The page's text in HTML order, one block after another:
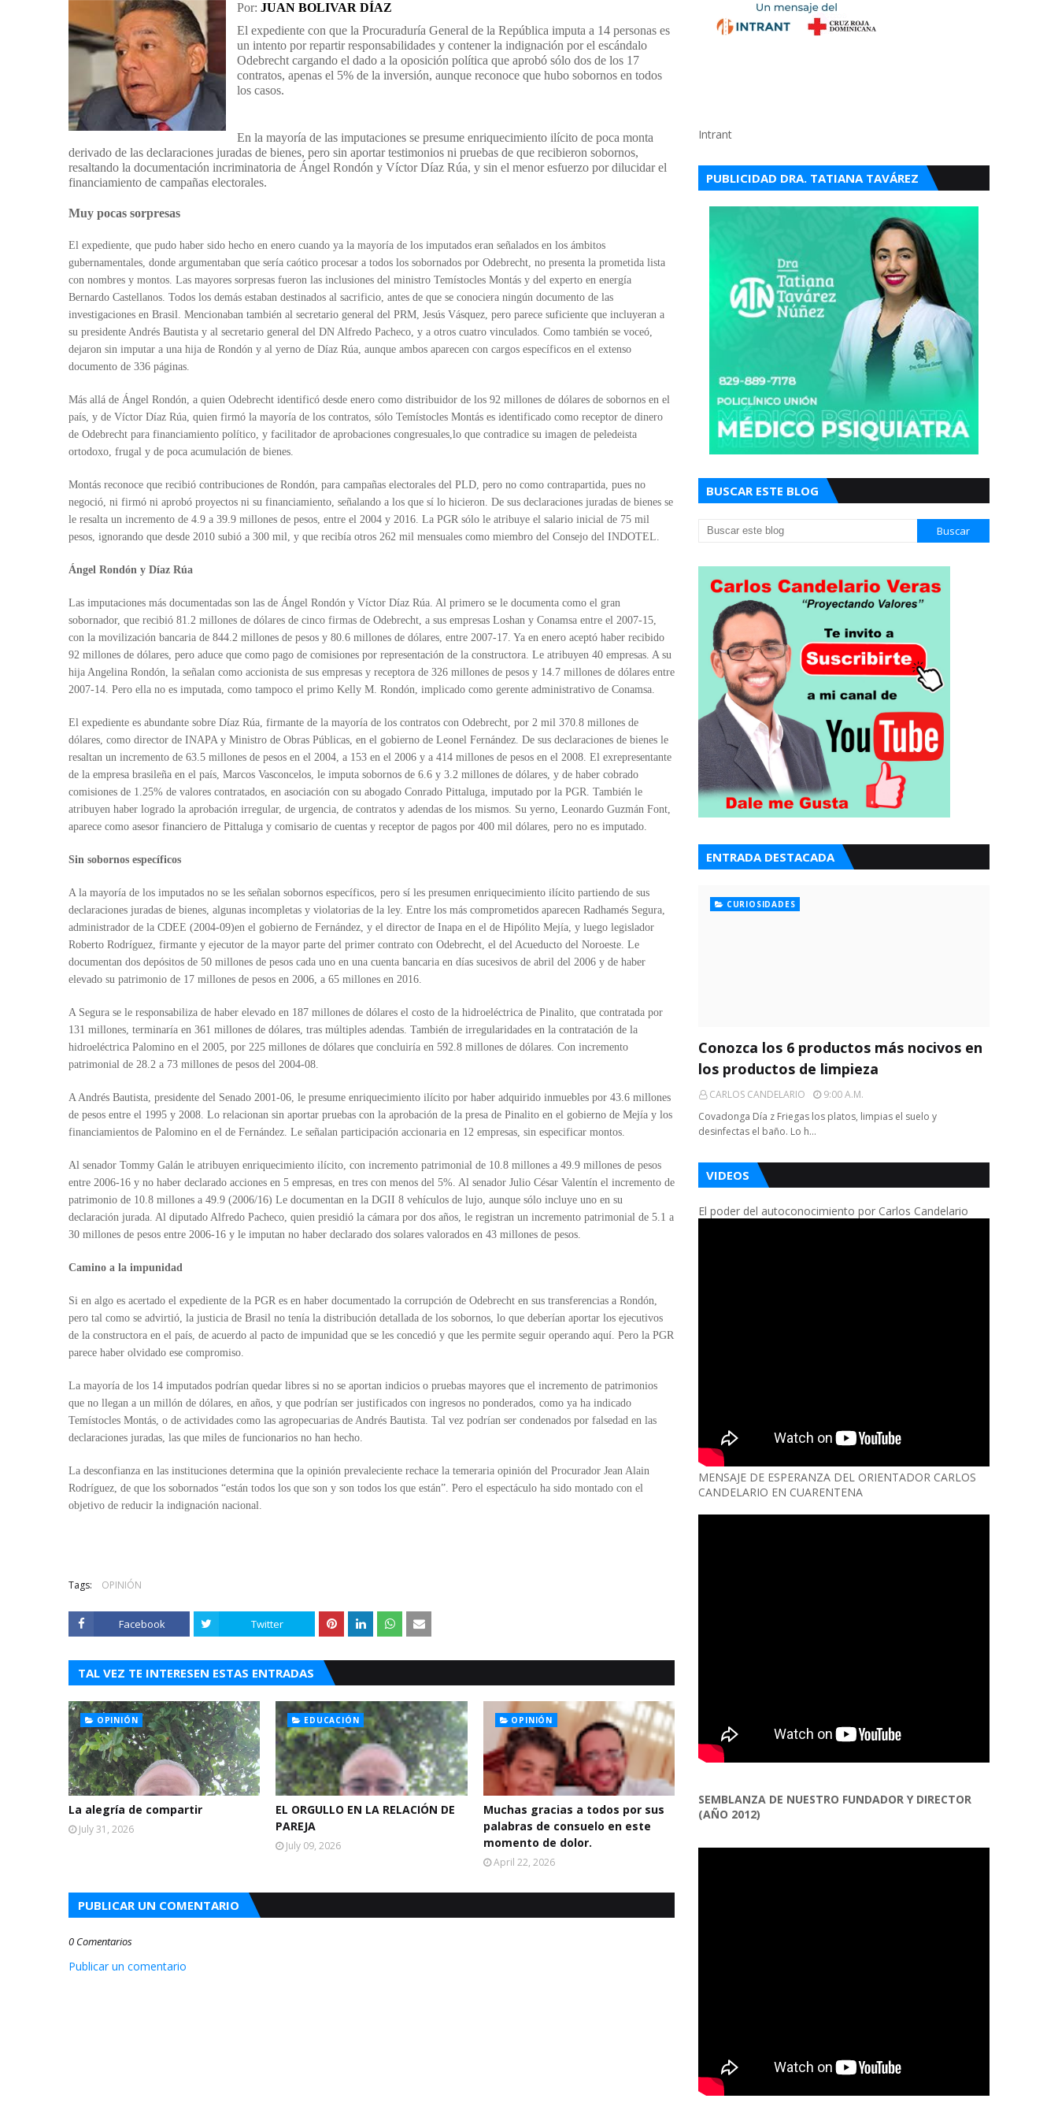
Por: JUAN BOLIVAR DÍAZ
El expediente con que la Procuraduría General de la República imputa a 14 personas es
un intento por repartir responsabilidades y contener la indignación por el escándalo
Odebrecht cargando el dado a la oposición política que aprobó sólo dos de los 17
contratos, apenas el 5% de la inversión, aunque reconoce que hubo sobornos en todos
los casos.
En la mayoría de las imputaciones se presume enriquecimiento ilícito de poca monta
derivado de las declaraciones juradas de bienes, pero sin aportar testimonios ni pruebas de que recibieron sobornos,
resaltando la documentación incriminatoria de Ángel Rondón y Víctor Díaz Rúa, y sin el menor esfuerzo por dilucidar el
financiamiento de campañas electorales.
Muy pocas sorpresas
El expediente, que pudo haber sido hecho en enero cuando ya la mayoría de los imputados eran señalados en los ámbitos
gubernamentales, donde argumentaban que sería caótico procesar a todos los sobornados por Odebrecht, no presenta la prometida lista
con nombres y montos. Las mayores sorpresas fueron las inclusiones del ministro Temístocles Montás y del experto en energía
Bernardo Castellanos. Todos los demás estaban destinados al sacrificio, antes de que se conociera ningún documento de las
investigaciones en Brasil. Mencionaban también al secretario general del PRM, Jesús Vásquez, pero parece suficiente que incluyeran a
su presidente Andrés Bautista y al secretario general del DN Alfredo Pacheco, y a otros cuatro vinculados. Como también se voceó,
dejaron sin imputar a una hija de Rondón y al yerno de Díaz Rúa, aunque ambos aparecen con cargos específicos en el extenso
documento de 336 páginas.
Más allá de Ángel Rondón, a quien Odebrecht identificó desde enero como distribuidor de los 92 millones de dólares de sobornos en el
país, y de Víctor Díaz Rúa, quien firmó la mayoría de los contratos, sólo Temístocles Montás es identificado como receptor de dinero
de Odebrecht para financiamiento político, y facilitador de aprobaciones congresuales,lo que contradice su imagen de peledeista
ortodoxo, frugal y de poca acumulación de bienes.
Montás reconoce que recibió contribuciones de Rondón, para campañas electorales del PLD, pero no como contrapartida, pues no
negoció, ni firmó ni aprobó proyectos ni su financiamiento, señalando a los que sí lo hicieron. De sus declaraciones juradas de bienes se
le resalta un incremento de 4.9 a 39.9 millones de pesos, entre el 2004 y 2016. La PGR sólo le atribuye el salario inicial de 75 mil
pesos, ignorando que desde 2010 subió a 300 mil, y que recibía otros 262 mil mensuales como miembro del Consejo del INDOTEL.
Ángel Rondón y Díaz Rúa
Las imputaciones más documentadas son las de Ángel Rondón y Víctor Díaz Rúa. Al primero se le documenta como el gran
sobornador, que recibió 81.2 millones de dólares de cinco firmas de Odebrecht, a sus empresas Loshan y Conamsa entre el 2007-15,
con la movilización bancaria de 844.2 millones de pesos y 80.6 millones de dólares, entre 2007-17. Ya en enero aceptó haber recibido
92 millones de dólares, pero aduce que como pago de comisiones por representación de la constructora. Le atribuyen 40 empresas. A su
hija Angelina Rondón, la señalan como accionista de sus empresas y receptora de 326 millones de pesos y 14.7 millones de dólares entre
2007-14. Pero ella no es imputada, como tampoco el primo Kelly M. Rondón, implicado como gerente administrativo de Conamsa.
El expediente es abundante sobre Díaz Rúa, firmante de la mayoría de los contratos con Odebrecht, por 2 mil 370.8 millones de
dólares, como director de INAPA y Ministro de Obras Públicas, en el gobierno de Leonel Fernández. De sus declaraciones de bienes le
resaltan un incremento de 63.5 millones de pesos en el 2004, a 153 en el 2006 y a 414 millones de pesos en el 2008. El exrepresentante
de la empresa brasileña en el país, Marcos Vasconcelos, le imputa sobornos de 6.6 y 3.2 millones de dólares, y de haber cobrado
comisiones de 1.25% de valores contratados, en asociación con su abogado Conrado Pittaluga, imputado por la PGR. También le
atribuyen haber logrado la aprobación irregular, de urgencia, de contratos y adendas de los mismos. Su yerno, Leonardo Guzmán Font,
aparece como asesor financiero de Pittaluga y comisario de cuentas y receptor de pagos por 400 mil dólares, pero no es imputado.
Sin sobornos específicos
A la mayoría de los imputados no se les señalan sobornos específicos, pero sí les presumen enriquecimiento ilícito partiendo de sus
declaraciones juradas de bienes, algunas incompletas y violatorias de la ley. Entre los más comprometidos aparecen Radhamés Segura,
administrador de la CDEE (2004-09)en el gobierno de Fernández, y el director de Inapa en el de Hipólito Mejía, y luego legislador
Roberto Rodríguez, firmante y ejecutor de la mayor parte del primer contrato con Odebrecht, el del Acueducto del Noroeste. Le
documentan dos depósitos de 50 millones de pesos cada uno en una cuenta bancaria en días sucesivos de abril del 2006 y de haber
elevado su patrimonio de 17 millones de pesos en 2006, a 65 millones en 2016.
A Segura se le responsabiliza de haber elevado en 187 millones de dólares el costo de la hidroeléctrica de Pinalito, que contratada por
131 millones, terminaría en 361 millones de dólares, tras múltiples adendas. También de irregularidades en la contratación de la
hidroeléctrica Palomino en el 2005, por 225 millones de dólares que concluiría en 592.8 millones de dólares. Con incremento
patrimonial de 28.2 a 73 millones de pesos del 2004-08.
A Andrés Bautista, presidente del Senado 2001-06, le presume enriquecimiento ilícito por haber adquirido inmuebles por 43.6 millones
de pesos entre el 1995 y 2008. Lo relacionan sin aportar pruebas con la aprobación de la presa de Pinalito en el gobierno de Mejía y los
financiamientos de Palomino en el de Fernández. Le señalan participación accionaria en 12 empresas, sin especificar montos.
Al senador Tommy Galán le atribuyen enriquecimiento ilícito, con incremento patrimonial de 10.8 millones a 49.9 millones de pesos
entre 2006-16 y no haber declarado acciones en 5 empresas, en tres con menos del 5%. Al senador Julio César Valentín el incremento de
patrimonio de 10.8 millones a 49.9 (2006/16) Le documentan en la DGII 8 vehículos de lujo, aunque sólo incluye uno en su
declaración jurada. Al diputado Alfredo Pacheco, quien presidió la cámara por dos años, le registran un incremento patrimonial de 5.1 a
30 millones de pesos entre 2006-16 y le imputan no haber declarado dos solares valorados en 43 millones de pesos.
Camino a la impunidad
Si en algo es acertado el expediente de la PGR es en haber documentado la corrupción de Odebrecht en sus transferencias a Rondón,
pero tal como se advirtió, la justicia de Brasil no tenía la distribución detallada de los sobornos, lo que deberían aportar los ejecutivos
de la constructora en el país, de acuerdo al pacto de impunidad que se les concedió y que les permite seguir operando aquí. Pero la PGR
parece haber olvidado ese compromiso.
La mayoría de los 14 imputados podrían quedar libres si no se aportan indicios o pruebas mayores que el incremento de patrimonios
que no llegan a un millón de dólares, en años, y que podrían ser justificados con ingresos no ponderados, como ya ha indicado
Temístocles Montás, o de actividades como las agropecuarias de Andrés Bautista. Tal vez podrían ser condenados por falsedad en las
declaraciones juradas, las que miles de funcionarios no han hecho.
La desconfianza en las instituciones determina que la opinión prevaleciente rechace la temeraria opinión del Procurador Jean Alain
Rodríguez, de que los sobornados “están todos los que son y son todos los que están”. Pero el espectáculo ha sido montado con el
objetivo de reducir la indignación nacional.
Tags: OPINIÓN
Facebook Twitter
TAL VEZ TE INTERESEN ESTAS ENTRADAS
OPINIÓN
La alegría de compartir
July 31, 2026
EDUCACIÓN
EL ORGULLO EN LA RELACIÓN DE
PAREJA
July 09, 2026
OPINIÓN
Muchas gracias a todos por sus
palabras de consuelo en este
momento de dolor.
April 22, 2026
PUBLICAR UN COMENTARIO
0 Comentarios
Publicar un comentario
Intrant
PUBLICIDAD DRA. TATIANA TAVÁREZ
BUSCAR ESTE BLOG
ENTRADA DESTACADA
CURIOSIDADES
Conozca los 6 productos más nocivos en
los productos de limpieza
CARLOS CANDELARIO
9:00 A.m.
Covadonga Día z Friegas los platos, limpias el suelo y
desinfectas el baño. Lo h…
VIDEOS
El poder del autoconocimiento por Carlos Candelario
MENSAJE DE ESPERANZA DEL ORIENTADOR CARLOS
CANDELARIO EN CUARENTENA
SEMBLANZA DE NUESTRO FUNDADOR Y DIRECTOR
(AÑO 2012)